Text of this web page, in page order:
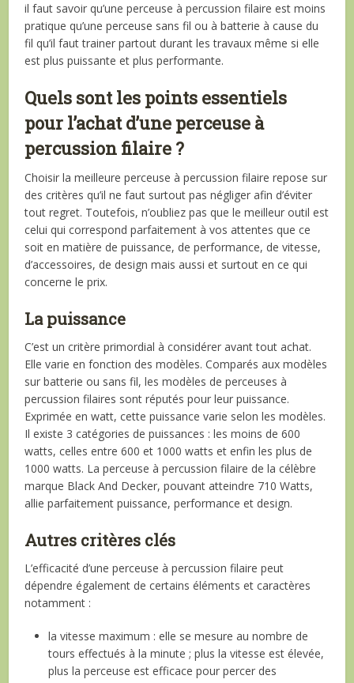
il faut savoir qu’une perceuse à percussion filaire est moins
pratique qu’une perceuse sans fil ou à batterie à cause du
fil qu’il faut trainer partout durant les travaux même si elle
est plus puissante et plus performante.
Quels sont les points essentiels
pour l’achat d’une perceuse à
percussion filaire ?
Choisir la meilleure perceuse à percussion filaire repose sur
des critères qu’il ne faut surtout pas négliger afin d’éviter
tout regret. Toutefois, n’oubliez pas que le meilleur outil est
celui qui correspond parfaitement à vos attentes que ce
soit en matière de puissance, de performance, de vitesse,
d’accessoires, de design mais aussi et surtout en ce qui
concerne le prix.
La puissance
C’est un critère primordial à considérer avant tout achat.
Elle varie en fonction des modèles. Comparés aux modèles
sur batterie ou sans fil, les modèles de perceuses à
percussion filaires sont réputés pour leur puissance.
Exprimée en watt, cette puissance varie selon les modèles.
Il existe 3 catégories de puissances : les moins de 600
watts, celles entre 600 et 1000 watts et enfin les plus de
1000 watts. La perceuse à percussion filaire de la célèbre
marque Black And Decker, pouvant atteindre 710 Watts,
allie parfaitement puissance, performance et design.
Autres critères clés
L’efficacité d’une perceuse à percussion filaire peut
dépendre également de certains éléments et caractères
notamment :
la vitesse maximum : elle se mesure au nombre de
tours effectués à la minute ; plus la vitesse est élevée,
plus la perceuse est efficace pour percer des